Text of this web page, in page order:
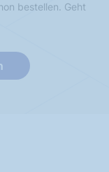
bestellen. Geht